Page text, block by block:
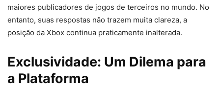
maiores publicadores de jogos de terceiros no mundo. No
entanto, suas respostas não trazem muita clareza, a
posição da Xbox continua praticamente inalterada.
Exclusividade: Um Dilema para
a Plataforma